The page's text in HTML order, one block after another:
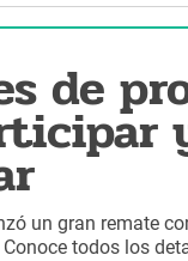
de
un gran remate
todos los